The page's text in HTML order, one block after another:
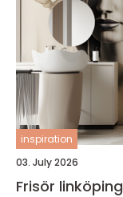
inspiration
03. July 2026
Frisör linköping så hittar du rätt salong för